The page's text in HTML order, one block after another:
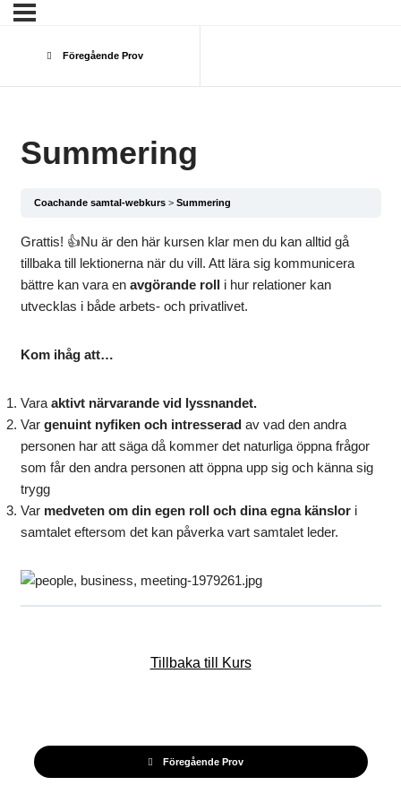
Föregående Prov
Summering
Coachande samtal-webkurs Summering
Grattis! 👍Nu är den här kursen klar men du kan alltid gå
tillbaka till lektionerna när du vill. Att lära sig kommunicera
bättre kan vara en avgörande roll i hur relationer kan
utvecklas i både arbets- och privatlivet.
Kom ihåg att…
Varaaktivt närvarande vid lyssnandet.
Var genuint nyfiken och intresseradav vad den andra
personen har att säga då kommer det naturliga öppna frågor
som får den andra personen att öppna upp sig och känna sig
trygg
Var medveten om din egen roll och dina egna känslori
samtalet eftersom det kan påverka vart samtalet leder.
Föregående Prov
Tillbaka till Kurs